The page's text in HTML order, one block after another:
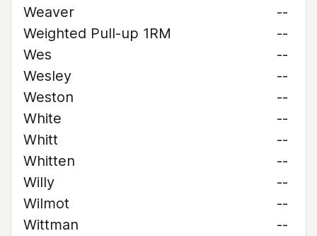
Weaver
--
Weighted Pull-up 1RM
--
Wes
--
Wesley
--
Weston
--
White
--
Whitt
--
Whitten
--
Willy
--
Wilmot
--
Wittman
--